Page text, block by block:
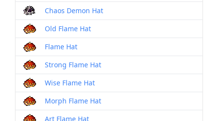
Chaos Demon Hat
Old Flame Hat
Flame Hat
Strong Flame Hat
Wise Flame Hat
Morph Flame Hat
Art Flame Hat